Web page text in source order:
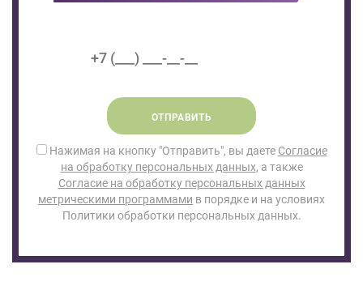
ОТПРАВИТЬ
Нажимая на кнопку "Отправить", вы даете Согласие
на обработку персональных данных, а также
Согласие на обработку персональных данных
метрическими программами в порядке и на условиях
Политики обработки персональных данных.